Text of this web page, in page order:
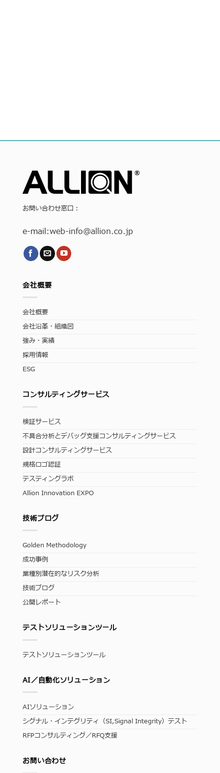
お問い合わせ窓口：
e-mail:web-info@allion.co.jp
会社概要
会社概要
会社沿革・組織図
強み・実績
採用情報
ESG
コンサルティングサービス
検証サービス
不具合分析とデバッグ支援コンサルティングサービス
設計コンサルティングサービス
規格ロゴ認証
テスティングラボ
Allion Innovation EXPO
技術ブログ
Golden Methodology
成功事例
業種別潜在的なリスク分析
技術ブログ
公開レポート
テストソリューションツール
テストソリューションツール
AI／自動化ソリューション
AIソリューション
シグナル・インテグリティ（SI,Signal Integrity）テスト
RFPコンサルティング／RFQ支援
お問い合わせ